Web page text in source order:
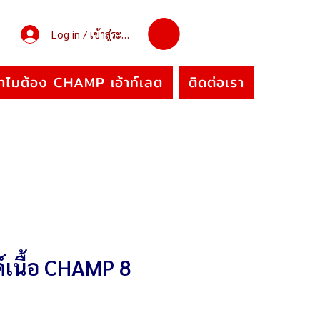
Log in / เข้าสู่ระบบ
ไมต้อง CHAMP เอ้าท์เลต ติดต่อเรา
นื้อ CHAMP 8